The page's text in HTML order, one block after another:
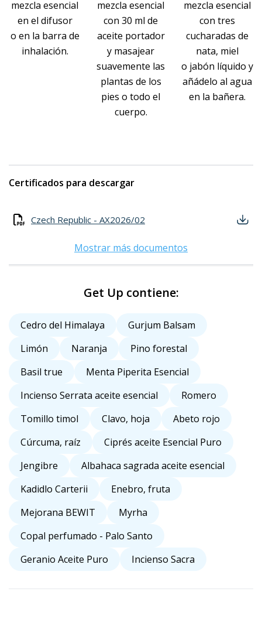
mezcla esencial
en el difusor
o en la barra de
inhalación.
mezcla esencial
con 30 ml de
aceite portador
y masajear
suavemente las
plantas de los
pies o todo el
cuerpo.
mezcla esencial
con tres
cucharadas de
nata, miel
o jabón líquido y
añádelo al agua
en la bañera.
Certificados para descargar
Czech Republic - AX2026/02
Mostrar más documentos
Get Up contiene:
Cedro del Himalaya
Gurjum Balsam
Limón
Naranja
Pino forestal
Basil true
Menta Piperita Esencial
Incienso Serrata aceite esencial
Romero
Tomillo timol
Clavo, hoja
Abeto rojo
Cúrcuma, raíz
Ciprés aceite Esencial Puro
Jengibre
Albahaca sagrada aceite esencial
Kadidlo Carterii
Enebro, fruta
Mejorana BEWIT
Myrha
Copal perfumado - Palo Santo
Geranio Aceite Puro
Incienso Sacra